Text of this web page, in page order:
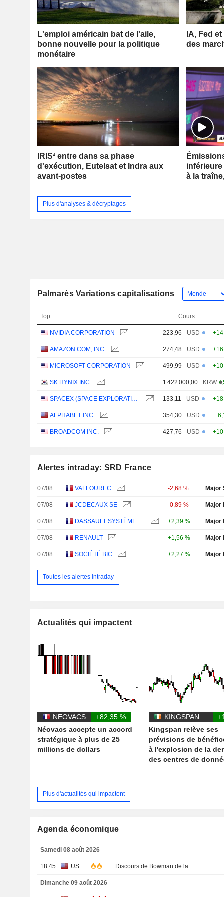
L'emploi américain bat de l'aile,
bonne nouvelle pour la politique
monétaire
IA, Fed
des
IRIS² entre dans sa phase
d'exécution, Eutelsat et Indra aux
avant-postes
à la
Plus d'analyses & décryptages
Palmarès Variations capitalisations
Top Cours
NVIDIA CORPORATION 223,96 USD
AMAZON.COM, INC. 274,48 USD
MICROSOFT CORPORATION 499,99 USD
SK HYNIX INC. 1 422 000,00 KRW
133,11 USD
ALPHABET INC. 354,30 USD
BROADCOM INC. 427,76 USD
Alertes intraday: SRD France
07/08 VALLOUREC -2,68 % Major
07/08 JCDECAUX SE -0,89 % Major
07/08 +2,39 % Major
07/08 RENAULT +1,56 % Major
07/08 SOCIÉTÉ BIC +2,27 % Major
Toutes les alertes intraday
Actualités qui impactent
NEOVACS
+82,35 %
Néovacs accepte un accord
stratégique à plus de 25
millions de dollars
Kingspan relève ses
prévisions de
à l'explosion de la
des centres de
Plus d'actualités qui impactent
Agenda économique
Samedi 08 août 2026
18:45 US Discours de Bowman de la Fed
Dimanche 09 août 2026